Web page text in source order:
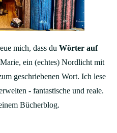
mich, dass du Wörter auf
ein (echtes) Nordlicht mit
geschriebenen Wort. Ich lese
- fantastische und reale.
Bücherblog.